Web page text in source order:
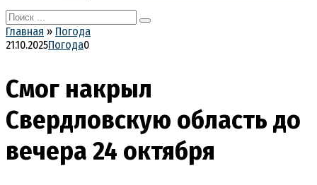
Search
for:
Главная » Погода
21.10.2025Погода0
Смог накрыл
Свердловскую область до
вечера 24 октября